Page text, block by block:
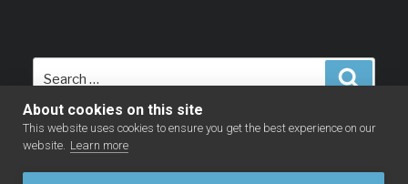
Search
About cookies on this site
This website uses cookies to ensure you get the best experience on our
website. Learn more